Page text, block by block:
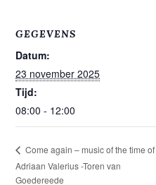
GEGEVENS
Datum:
23 november 2025
Tijd:
08:00 - 12:00
Come again – music of the time of
Adriaan Valerius -Toren van
Goedereede